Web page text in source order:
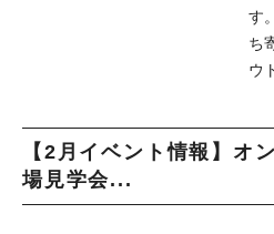
す
ち
ウ
【2月イベント情報】オ
場見学会...